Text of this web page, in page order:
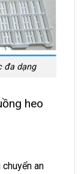
đa dạng
heo
an